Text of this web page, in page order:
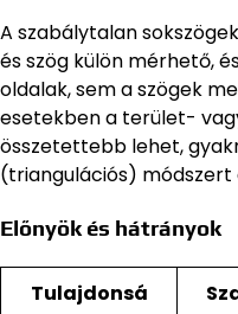
A szabálytalan
és szög külön mérhető,
oldalak, sem a szögek
esetekben a terület-
összetettebb lehet,
(triangulációs) módszert
Előnyök és hátrányok
Tulajdonsá